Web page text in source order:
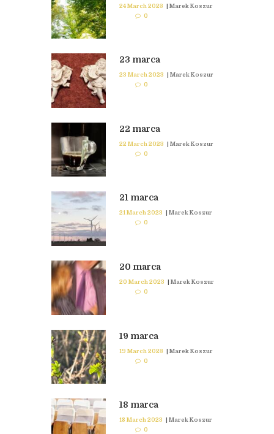
24 March 2023 | Marek Koszur
0
23 marca
23 March 2023 | Marek Koszur
0
22 marca
22 March 2023 | Marek Koszur
0
21 marca
21 March 2023
Marek Koszur
0
20 marca
20 March 2023 | Marek Koszur
0
19 marca
19 March 2023 | Marek Koszur
0
18 marca
18 March 2023 | Marek Koszur
0